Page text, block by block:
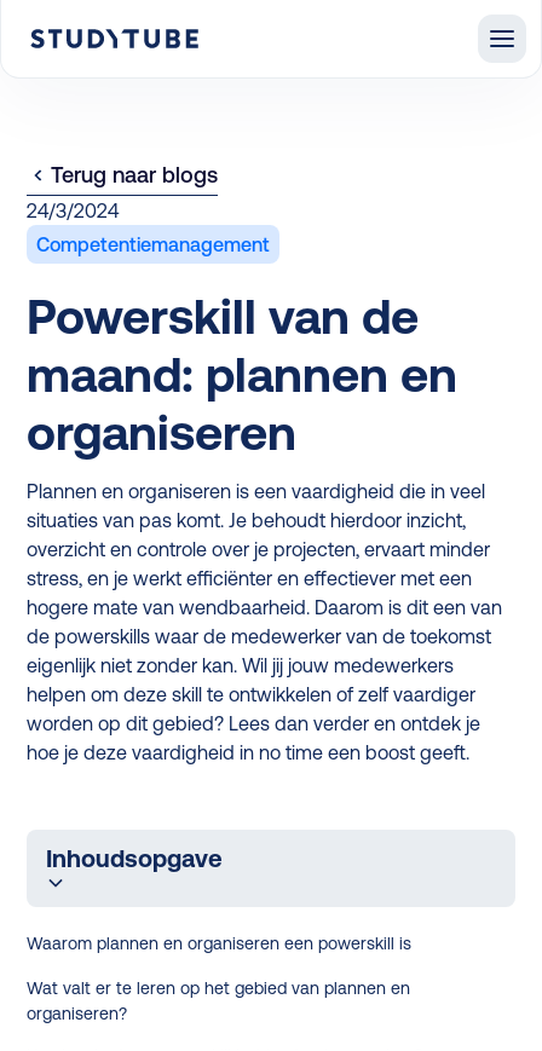
24/3/2024
Competentiemanagement
Powerskill van de
maand: plannen en
organiseren
Plannen en organiseren is een vaardigheid die in veel
situaties van pas komt. Je behoudt hierdoor inzicht,
overzicht en controle over je projecten, ervaart minder
stress, en je werkt efficiënter en effectiever met een
hogere mate van wendbaarheid. Daarom is dit een van
de powerskills waar de medewerker van de toekomst
eigenlijk niet zonder kan. Wil jij jouw medewerkers
helpen om deze skill te ontwikkelen of zelf vaardiger
worden op dit gebied? Lees dan verder en ontdek je
hoe je deze vaardigheid in no time een boost geeft.
Terug naar blogs
Inhoudsopgave
Waarom plannen en organiseren een powerskill is
Wat valt er te leren op het gebied van plannen en
organiseren?